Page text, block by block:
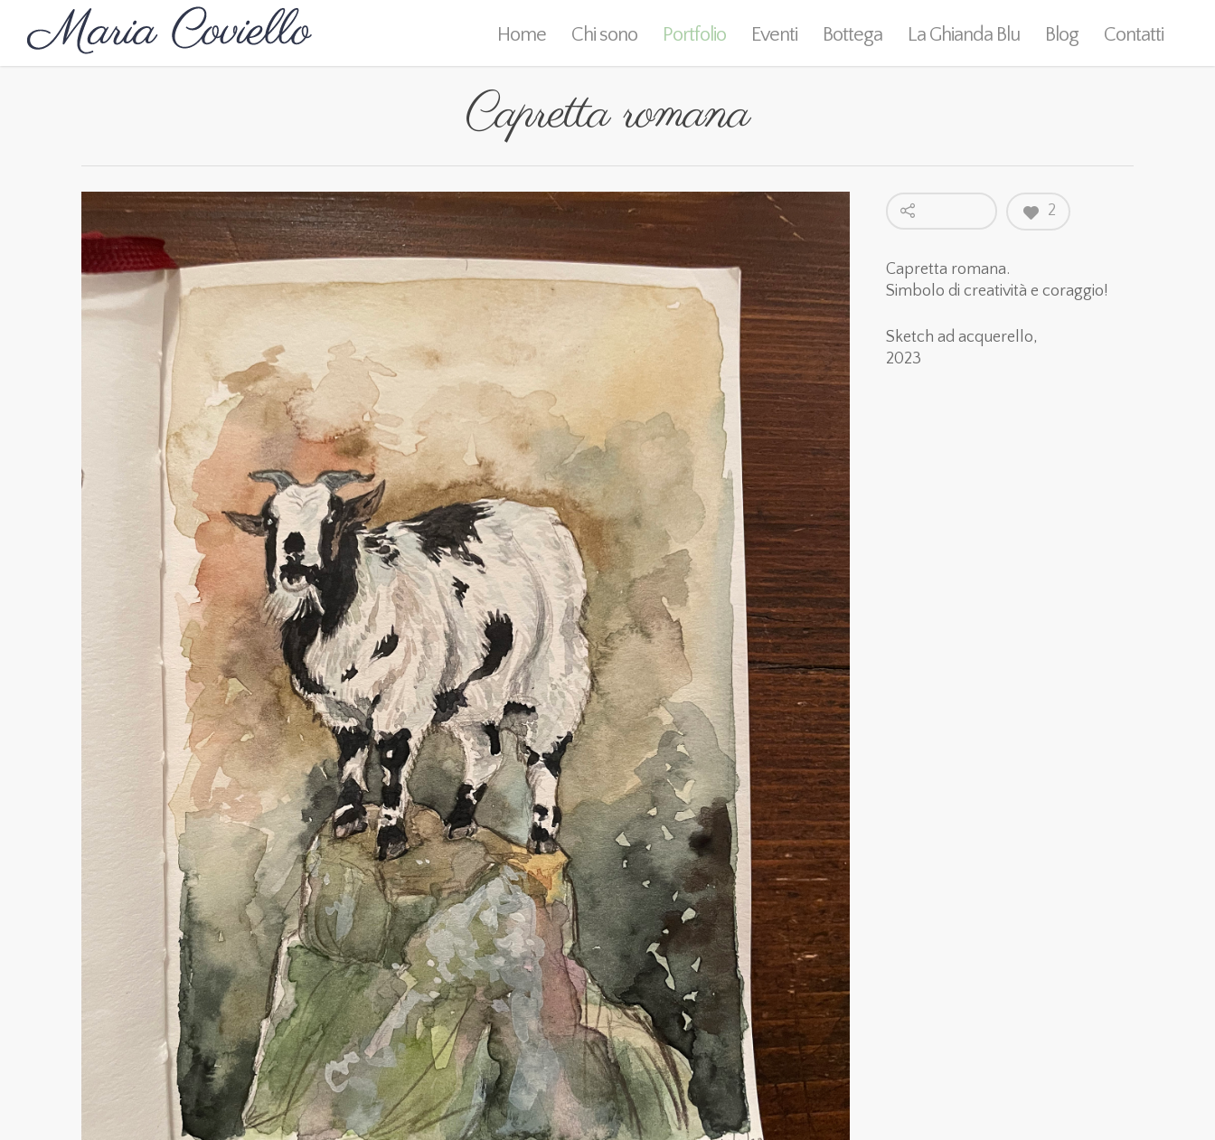
Home Chi sono Portfolio Eventi Bottega La Ghianda Blu Blog Contatti
Capretta romana
2
Capretta romana.
Simbolo di creatività e coraggio!
Sketch ad acquerello,
2023